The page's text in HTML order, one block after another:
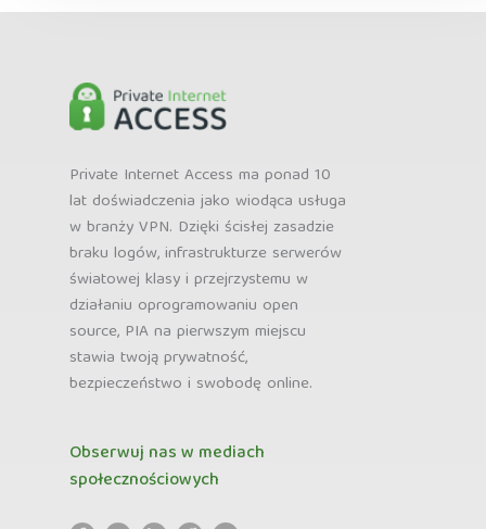
Private Internet Access ma ponad 10
lat doświadczenia jako wiodąca usługa
w branży VPN. Dzięki ścisłej zasadzie
braku logów, infrastrukturze serwerów
światowej klasy i przejrzystemu w
działaniu oprogramowaniu open
source, PIA na pierwszym miejscu
stawia twoją prywatność,
bezpieczeństwo i swobodę online.
Obserwuj nas w mediach
społecznościowych